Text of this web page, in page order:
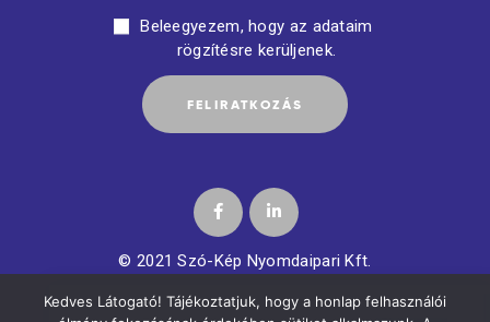
Beleegyezem, hogy az adataim
rögzítésre kerüljenek.
© 2021 Szó-Kép Nyomdaipari Kft.
Kedves Látogató! Tájékoztatjuk, hogy a honlap felhasználói